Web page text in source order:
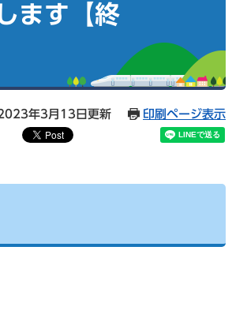
ます【終
年3月13日更新 印刷ページ表示